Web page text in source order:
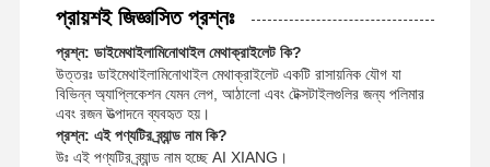
প্রায়শই জিজ্ঞাসিত প্রশ্নঃ
প্রশ্ন: ডাইমেথাইলামিনোথাইল মেথাক্রাইলেট কি?
উত্তরঃ ডাইমেথাইলামিনোথাইল মেথাক্রাইলেট একটি রাসায়নিক যৌগ যা
বিভিন্ন অ্যাপ্লিকেশন যেমন লেপ, আঠালো এবং টেক্সটাইলগুলির জন্য পলিমার
এবং রজন উত্পাদনে ব্যবহৃত হয়।
প্রশ্ন: এই পণ্যটির ব্র্যান্ড নাম কি?
উঃ এই পণ্যটির ব্র্যান্ড নাম হচ্ছে AI XIANG।